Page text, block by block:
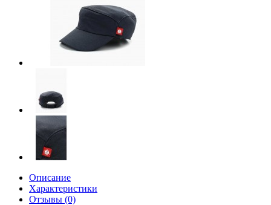
Описание
Характеристики
Отзывы (0)